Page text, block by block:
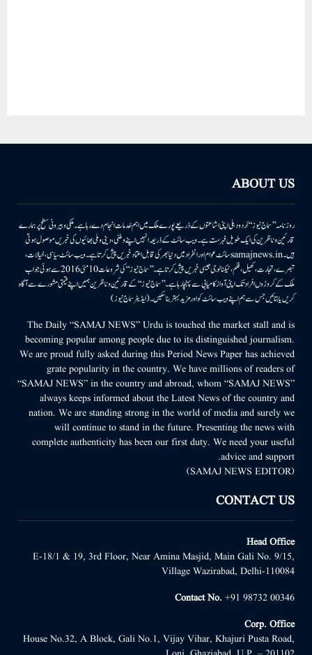
ABOUT US
روزنامہ ’’سماج نیوز‘‘ اُردو دہلی اپنی اشاعتوں کے ذریعے پورے ملک میں اہم خدمات انجام دے رہا ہے۔ ملکی وبیرونی سطح پر ہمارے
قارئین وناظرین کی ایک طویل فہرست ہے۔ ویب سائٹ کے ذریعہ انہیں اپنے وطنی، دینی وملی بھائیوں کی خبریں موصول ہوتی
ہیں۔samajnews.inسائٹ عوام اور انفراد میں دنیا بھر کی قابل اعتماد خبریں پیش کرتا ہے۔ ویب سائٹ سیاسی، خیالات،
تبصرے، تجارت، کھیل، فلم، ٹیکنالوجی جیسی خبریں پیش کرتا ہے۔ ’’سماج نیوز‘‘ کی شروعات 10مئی 2016 سے ہوئی جو اب
ملک کے کروڑوں افراد تک اپنی آواز کامیابی سے پہنچا رہا ہے۔ ’’سماج نیوز‘‘ کے قارئین وناظرین ہمیں اپنے قیمتی مشورے سے آگاہ
کریں یا بتائیں جس سے ہم اپنے ویب سائٹ کو اور مزید بہتر بناسکیں۔ (ایڈیٹر سماج نیوز)
The Daily “SAMAJ NEWS” Urdu is touched the market stall and is
becoming popular among people due to its distinguished journalism.
We are proud fully asked during this Period News Paper has achieved
grate popularity in the country. We have millions of readers of
“SAMAJ NEWS” in the country and abroad, whom “SAMAJ NEWS”
always keeps informed about the Latest News of the country and
nation. We are standing strong in the world of media and surely we
will continue to stand in the future. Presenting the news with
complete authenticity has been our first duty. We need your useful
advice and support.
(SAMAJ NEWS EDITOR)
CONTACT US
Head Office
E-18/1 & 19, 3rd Floor, Near Amina Masjid, Main Gali No. 9/15,
Village Wazirabad, Delhi-110084
Contact No. +91 98732 00346
Corp. Office
House No.32, A Block, Gali No.1, Vijay Vihar, Khajuri Pusta Road,